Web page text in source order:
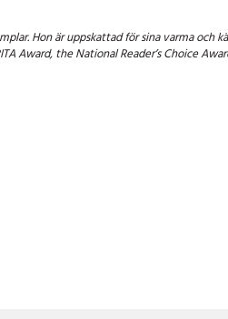
Hon är uppskattad för sina varma och
Award, the National Reader’s Choice